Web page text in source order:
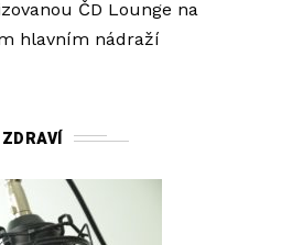
ČD Lounge na
hlavním nádraží